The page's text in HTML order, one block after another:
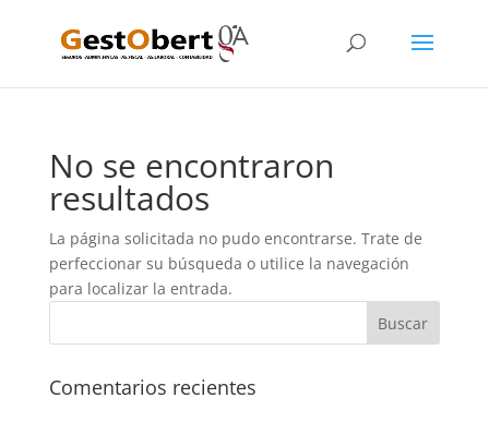
No se encontraron
resultados
La página solicitada no pudo encontrarse. Trate de
perfeccionar su búsqueda o utilice la navegación
para localizar la entrada.
Comentarios recientes